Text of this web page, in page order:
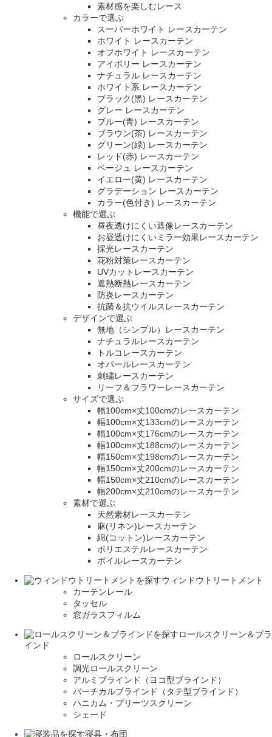
素材感を楽しむレース
カラーで選ぶ
スーパーホワイト レースカーテン
ホワイト レースカーテン
オフホワイト レースカーテン
アイボリー レースカーテン
ナチュラル レースカーテン
ホワイト系 レースカーテン
ブラック(黒) レースカーテン
グレー レースカーテン
ブルー(青) レースカーテン
ブラウン(茶) レースカーテン
グリーン(緑) レースカーテン
レッド(赤) レースカーテン
ベージュ レースカーテン
イエロー(黄) レースカーテン
グラデーション レースカーテン
カラー(色付き) レースカーテン
機能で選ぶ
昼夜透けにくい遮像レースカーテン
お昼透けにくいミラー効果レースカーテン
採光レースカーテン
花粉対策レースカーテン
UVカットレースカーテン
遮熱断熱レースカーテン
防炎レースカーテン
抗菌＆抗ウイルスレースカーテン
デザインで選ぶ
無地（シンプル）レースカーテン
ナチュラルレースカーテン
トルコレースカーテン
オパールレースカーテン
刺繍レースカーテン
リーフ＆フラワーレースカーテン
サイズで選ぶ
幅100cm×丈100cmのレースカーテン
幅100cm×丈133cmのレースカーテン
幅100cm×丈176cmのレースカーテン
幅100cm×丈188cmのレースカーテン
幅150cm×丈198cmのレースカーテン
幅150cm×丈200cmのレースカーテン
幅150cm×丈210cmのレースカーテン
幅200cm×丈210cmのレースカーテン
素材で選ぶ
天然素材レースカーテン
麻(リネン)レースカーテン
綿(コットン)レースカーテン
ポリエステルレースカーテン
ボイルレースカーテン
ウィンドウトリートメント
カーテンレール
タッセル
窓ガラスフィルム
ロールスクリーン＆ブラ
インド
ロールスクリーン
調光ロールスクリーン
アルミブラインド（ヨコ型ブラインド）
バーチカルブラインド（タテ型ブラインド）
ハニカム・プリーツスクリーン
シェード
寝具・布団